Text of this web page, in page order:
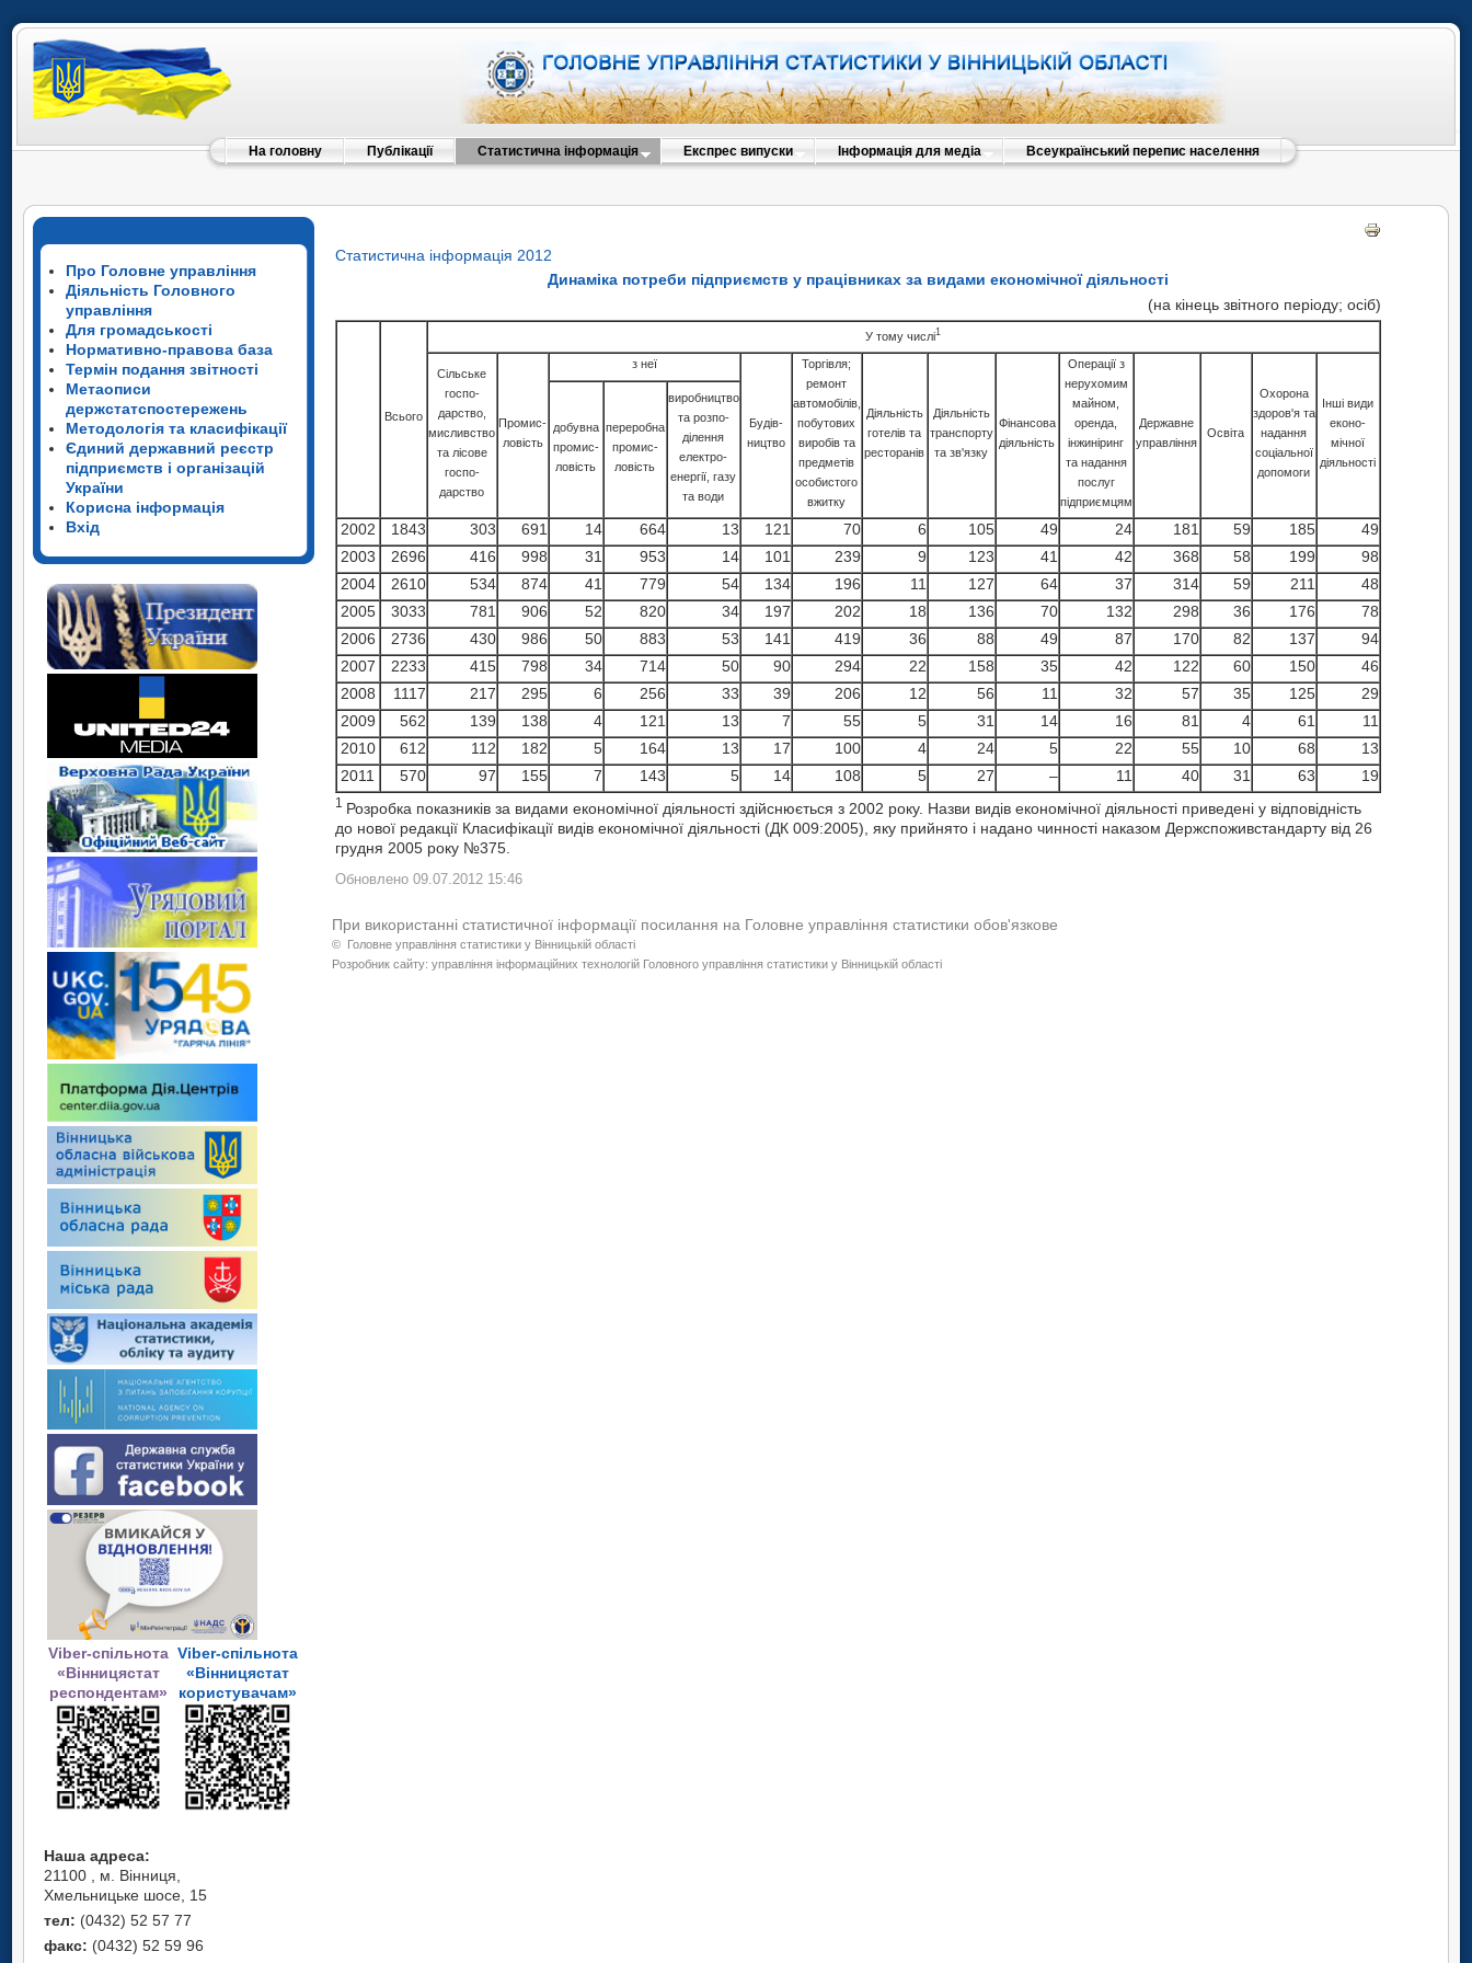
На головну Публікації Статистична інформація Експрес випуски Інформація для медіа Всеукраїнський перепис населення
Про Головне управління
Діяльність Головного
управління
Для громадськості
Нормативно-правова база
Термін подання звітності
Метаописи
держстатспостережень
Методологія та класифікації
Єдиний державний реєстр
підприємств і організацій
України
Корисна інформація
Вхід
Viber-спільнота
«Вінницястат
респондентам»
Viber-спільнота
«Вінницястат
користувачам»
Наша адреса:
21100 , м. Вінниця,
Хмельницьке шосе, 15
тел: (0432) 52 57 77
факс: (0432) 52 59 96
Статистична інформація 2012
Динаміка потреби підприємств у працівниках за видами економічної діяльності
(на кінець звітного періоду; осіб)
Всього
У тому числі1
Сільське
госпо-
дарство,
мисливство
та лісове
госпо-
дарство
Промис-
ловість
з неї
Будів-
ництво
Торгівля;
ремонт
автомобілів,
побутових
виробів та
предметів
особистого
вжитку
Діяльність
готелів та
ресторанів
Діяльність
транспорту
та зв'язку
Фінансова
діяльність
Операції з
нерухомим
майном,
оренда,
інжиніринг
та надання
послуг
підприємцям
Державне
управління
Освiта
Охорона
здоров'я та
надання
соціальної
допомоги
Інші види
еконо-
мічної
діяльності
добувна
промис-
ловість
переробна
промис-
ловість
виробництво
та розпо-
ділення
електро-
енергії, газу
та води
2002 1843 303 691 14 664 13 121 70 6 105 49 24 181 59 185
49
2003
2696 416 998 31 953 14 101 239 9 123 41 42 368 58 199
98
2004
2610 534 874 41 779 54 134 196 11 127 64 37 314 59 211
48
2005
3033 781 906 52 820 34 197 202 18 136 70 132 298 36 176
78
2006
2736 430 986 50 883 53 141 419 36 88 49 87 170 82 137
94
2007
2233 415 798 34 714 50 90 294 22 158 35 42 122 60 150
46
2008
1117 217 295 6 256 33 39 206 12 56 11 32 57 35 125
29
2009
562 139 138 4 121 13 7 55 5 31 14 16 81 4 61
11
2010
612 112 182 5 164 13 17 100 4 24 5 22 55 10 68
13
2011
570 97 155 7 143 5 14 108 5 27 – 11 40 31 63 19
1 Розробка показників за видами економічної діяльності здійснюється з 2002 року. Назви видів економічної діяльності приведені у відповідність
до нової редакції Класифікації видів економічної діяльності (ДК 009:2005), яку прийнято і надано чинності наказом Держспоживстандарту від 26
грудня 2005 року №375.
Обновлено 09.07.2012 15:46
При використанні статистичної інформації посилання на Головне управління статистики обов'язкове
© Головне управління статистики у Вінницькій області
Розробник сайту: управління інформаційних технологій Головного управління статистики у Вінницькій області